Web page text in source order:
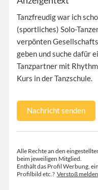
Tanzfreudig war ich
(sportliches) Solo-
verpönten
geben und suche dafür
Tanzpartner mit
Kurs in der Tanzschule.
Nachricht senden
Alle Rechte an den
beim jeweiligen Mitglied.
Enthält das Profil Werbung,
Profilbild etc.? Verstoß